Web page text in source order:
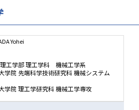
Yohei
工学部 理工学科 機械工学系
学院 先端科学技術研究科 機械システム
学院 理工学研究科 機械工学専攻